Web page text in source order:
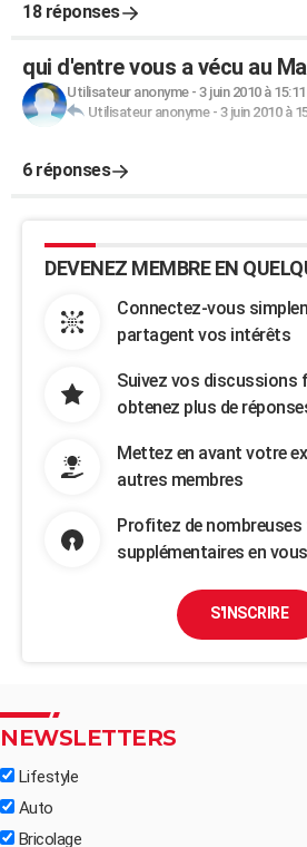
18 réponses
qui d'entre vous a vécu au
Utilisateur anonyme- 3 juin 2010 à 15:11
Utilisateur anonyme- 3 juin 2010 à
6 réponses
DEVENEZ MEMBRE EN
Connectez-vous
partagent vos intérêts
Suivez vos discussions
obtenez plus de
Mettez en avant votre
autres membres
Profitez de
supplémentaires en
S'INSCRIRE
NEWSLETTERS
Lifestyle
Auto
Bricolage